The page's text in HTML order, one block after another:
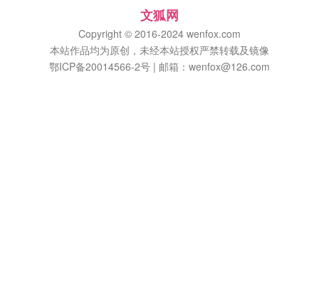
文狐网
Copyright © 2016-2024 wenfox.com
本站作品均为原创，未经本站授权严禁转载及镜像
鄂ICP备20014566-2号 | 邮箱：wenfox@126.com